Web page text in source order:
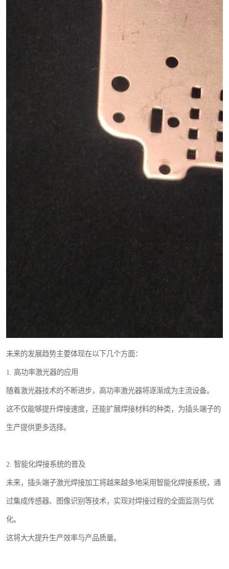
未来的发展趋势主要体现在以下几个方面：
1. 高功率激光器的应用
随着激光器技术的不断进步，高功率激光器将逐渐成为主流设备。
这不仅能够提升焊接速度，还能扩展焊接材料的种类，为插头端子的
生产提供更多选择。
2. 智能化焊接系统的普及
未来，插头端子激光焊接加工将越来越多地采用智能化焊接系统，通
过集成传感器、图像识别等技术，实现对焊接过程的全面监测与优
化。
这将大大提升生产效率与产品质量。